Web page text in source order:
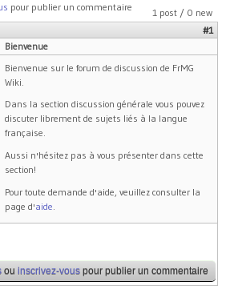
1 post / 0 new
pour publier un commentaire
#1
Bienvenue
Bienvenue sur le forum de discussion de FrMG
Wiki.
Dans la section discussion générale vous pouvez
discuter librement de sujets liés à la langue
française.
Aussi n'hésitez pas à vous présenter dans cette
section!
Pour toute demande d'aide, veuillez consulter la
page d'aide
ou inscrivez-vous pour publier un commentaire